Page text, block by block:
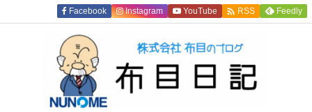
Facebook Instagram YouTube  RSS Feedly